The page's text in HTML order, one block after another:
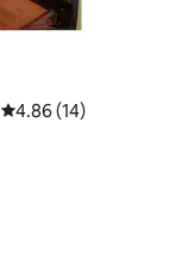
平均评分 4.86 分（满
4.86 (14)